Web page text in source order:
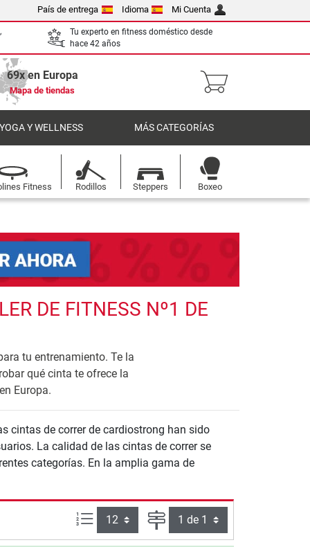
País de entrega Idioma Mi Cuenta
Tu experto en fitness doméstico desde
hace 42 años
69x en Europa
Mapa de tiendas
Y WELLNESS MÁS CATEGORÍAS
Fitness Rodillos Steppers Boxeo
DE FITNESS Nº1 DE
tu entrenamiento. Te la
qué cinta te ofrece la
Europa.
cintas de correr de cardiostrong han sido
La calidad de las cintas de correr se
categorías. En la amplia gama de
Artículos por página:
Página